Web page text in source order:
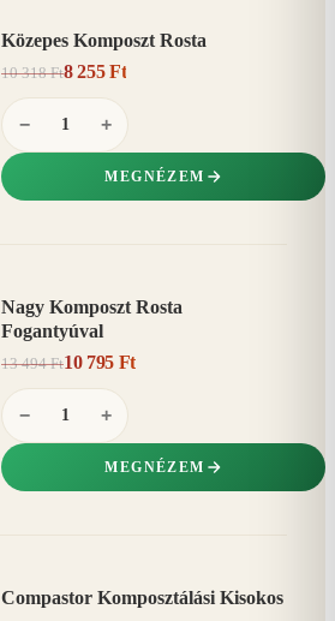
Közepes Komposzt Rosta
10 318 Ft8 255 Ft
− +
MEGNÉZEM
Nagy Komposzt Rosta
Fogantyúval
13 494 Ft10 795 Ft
− +
MEGNÉZEM
Compastor Komposztálási Kisokos